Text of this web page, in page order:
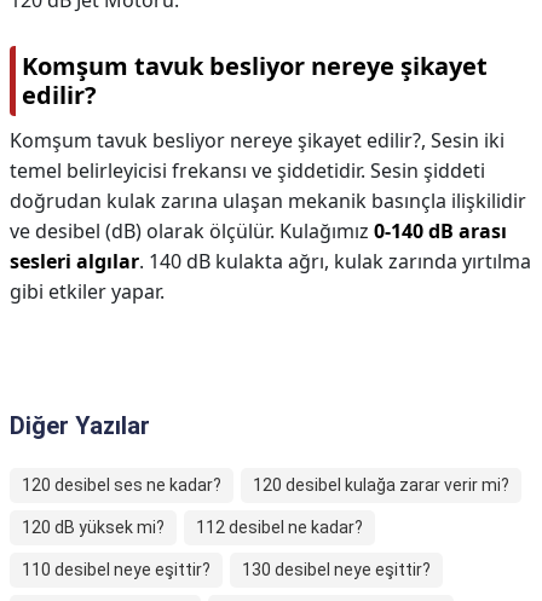
Komşum tavuk besliyor nereye şikayet
edilir?
Komşum tavuk besliyor nereye şikayet edilir?, Sesin iki
temel belirleyicisi frekansı ve şiddetidir. Sesin şiddeti
doğrudan kulak zarına ulaşan mekanik basınçla ilişkilidir
ve desibel (dB) olarak ölçülür. Kulağımız 0-140 dB arası
sesleri algılar. 140 dB kulakta ağrı, kulak zarında yırtılma
gibi etkiler yapar.
Diğer Yazılar
120 desibel ses ne kadar? 120 desibel kulağa zarar verir mi?
120 dB yüksek mi? 112 desibel ne kadar?
110 desibel neye eşittir? 130 desibel neye eşittir?